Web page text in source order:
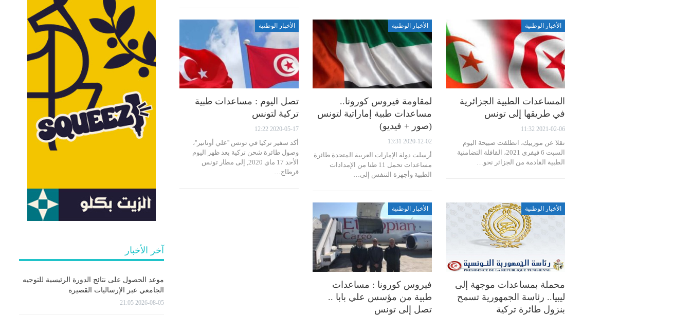
الأخبار الوطنية
المساعدات الطبية الجزائرية
في طريقها إلى تونس
2021-02-06 11:32
نقلا عن موزييك، انطلقت صبيحة اليوم
السبت 6 فيفري 2021، القافلة التضامنية
الطبية القادمة من الجزائر نحو…
الأخبار الوطنية
لمقاومة فيروس كورونا..
مساعدات طبية إماراتية لتونس
(صور + فيديو)
2020-12-02 13:31
أرسلت دولة الإمارات العربية المتحدة طائرة
مساعدات تحمل 11 طنا من الإمدادات
الطبية وأجهزة التنفس إلى…
الأخبار الوطنية
تصل اليوم : مساعدات طبية
تركية لتونس
2020-05-17 12:22
أكد سفير تركيا في تونس ''علي أونانير''،
وصول طائرة شحن تركية بعد ظهر اليوم
الأحد 17 ماي 2020, إلى مطار تونس
قرطاج…
الأخبار الوطنية
محملة بمساعدات موجهة إلى
ليبيا.. رئاسة الجمهورية تسمح
بنزول طائرة تركية
الأخبار الوطنية
فيروس كورونا : مساعدات
طبية من مؤسس علي بابا ..
تصل إلى تونس
آخر الأخبار
موعد الحصول على نتائج الدورة الرئيسية للتوجيه
الجامعي عبر الإرساليات القصيرة
2026-08-05 21:05